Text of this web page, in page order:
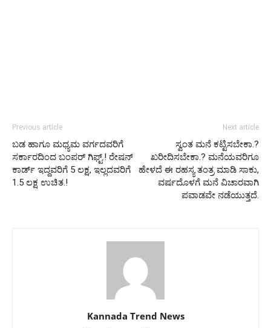
Previous article
ಬಡ ಹಾಗೂ ಮಧ್ಯಮ ವರ್ಗದವರಿಗೆ
ಸರ್ಕಾರದಿಂದ ಬಂಪರ್ ಗಿಫ್ಟ್.! ರೇಷನ್
ಕಾರ್ಡ್ ಇದ್ದವರಿಗೆ 5 ಲಕ್ಷ, ಇಲ್ಲದವರಿಗೆ
1.5 ಲಕ್ಷ ಉಚಿತ.!
Next article
ಸ್ವಂತ ಮನೆ ಕಟ್ಟಿಸಬೇಕಾ.?
ಖರೀದಿಸಬೇಕಾ.? ಮನೆಯವರಿಗೂ
ಹೇಳದೆ ಈ ರಹಸ್ಯ ತಂತ್ರ ಮಾಡಿ ಸಾಕು,
ವರ್ಷದೊಳಗೆ ಮನೆ ವಿಚಾರವಾಗಿ
ಪವಾಡವೇ ನಡೆಯುತ್ತದೆ.
Kannada Trend News